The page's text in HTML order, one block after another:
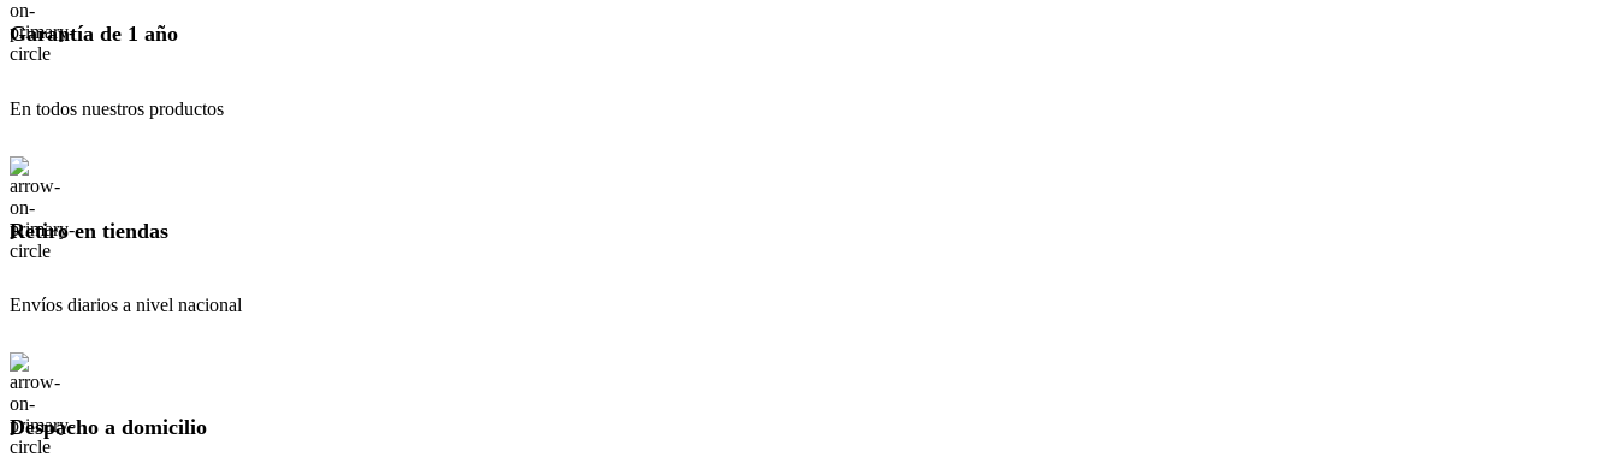
Garantía de 1 año
En todos nuestros productos
Retiro en tiendas
Envíos diarios a nivel nacional
Despacho a domicilio